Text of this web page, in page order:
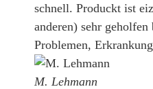
schnell. Produckt ist
anderen) sehr
Problemen,
M. Lehmann